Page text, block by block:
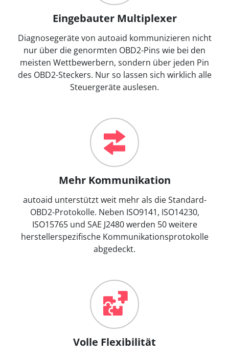
Eingebauter Multiplexer
Diagnosegeräte von autoaid kommunizieren nicht
nur über die genormten OBD2-Pins wie bei den
meisten Wettbewerbern, sondern über jeden Pin
des OBD2-Steckers. Nur so lassen sich wirklich alle
Steuergeräte auslesen.
Mehr Kommunikation
autoaid unterstützt weit mehr als die Standard-
OBD2-Protokolle. Neben ISO9141, ISO14230,
ISO15765 und SAE J2480 werden 50 weitere
herstellerspezifische Kommunikationsprotokolle
abgedeckt.
Volle Flexibilität